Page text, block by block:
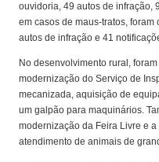
ouvidoria, 49 autos de infração,
em casos de maus-tratos,
autos de infração e 41
No desenvolvimento rural,
modernização do Serviço de
mecanizada, aquisição de
um galpão para maquinários.
modernização da Feira Livre e
atendimento de animais de